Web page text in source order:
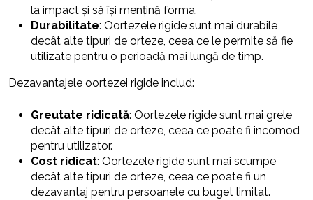
la impact și să își mențină forma.
Durabilitate: Oortezele rigide sunt mai durabile
decât alte tipuri de orteze, ceea ce le permite să fie
utilizate pentru o perioadă mai lungă de timp.
Dezavantajele oortezei rigide includ:
Greutate ridicată: Oortezele rigide sunt mai grele
decât alte tipuri de orteze, ceea ce poate fi incomod
pentru utilizator.
Cost ridicat: Oortezele rigide sunt mai scumpe
decât alte tipuri de orteze, ceea ce poate fi un
dezavantaj pentru persoanele cu buget limitat.